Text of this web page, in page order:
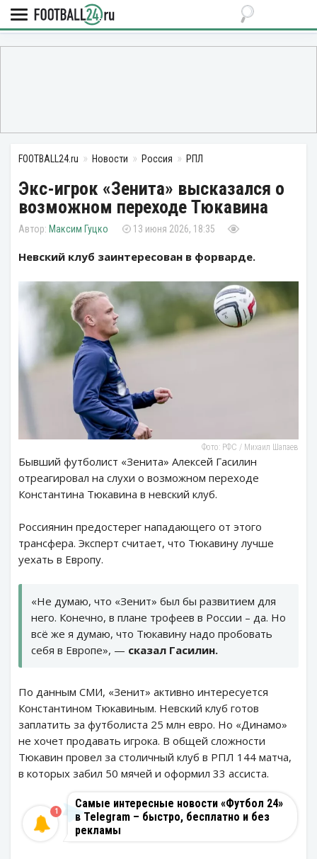
FOOTBALL24.ru Новости Россия РПЛ
Экс-игрок «Зенита» высказался о
возможном переходе Тюкавина
Максим Гуцко 13 июня 2026, 18:35
Невский клуб заинтересован в форварде.
Фото: РФС / Михаил Шапаев
Бывший футболист «Зенита» Алексей Гасилин
отреагировал на слухи о возможном переходе
Константина Тюкавина в невский клуб.
Россиянин предостерег нападающего от этого
трансфера. Эксперт считает, что Тюкавину лучше
уехать в Европу.
«Не думаю, что «Зенит» был бы развитием для
него. Конечно, в плане трофеев в России – да. Но
всё же я думаю, что Тюкавину надо пробовать
себя в Европе», — сказал Гасилин.
По данным СМИ, «Зенит» активно интересуется
Константином Тюкавиным. Невский клуб готов
заплатить за футболиста 25 млн евро. Но «Динамо»
не хочет продавать игрока. В общей сложности
Тюкавин провел за столичный клуб в РПЛ 144 матча,
в которых забил 50 мячей и оформил 33 ассиста.
Самые интересные новости «Футбол 24»
в Telegram – быстро, бесплатно и без
рекламы
1